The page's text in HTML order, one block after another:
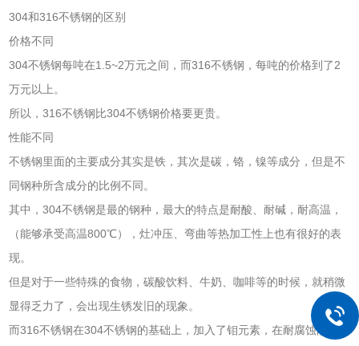
304和316不锈钢的区别
价格不同
304不锈钢每吨在1.5~2万元之间，而316不锈钢，每吨的价格到了2
万元以上。
所以，316不锈钢比304不锈钢价格要更贵。
性能不同
不锈钢里面的主要成分其实是铁，其次是碳，铬，镍等成分，但是不
同钢种所含成分的比例不同。
其中，304不锈钢是最的钢种，最大的特点是耐酸、耐碱，耐高温，
（能够承受高温800℃），灶冲压、弯曲等热加工性上也有很好的表
现。
但是对于一些特殊的食物，碳酸饮料、牛奶、咖啡等的时候，就稍微
显得乏力了，会出现生锈发旧的现象。
而316不锈钢在304不锈钢的基础上，加入了钼元素，在耐腐蚀能力